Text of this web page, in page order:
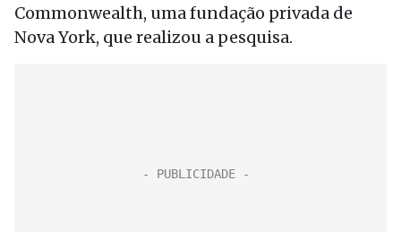
Commonwealth, uma fundação privada de
Nova York, que realizou a pesquisa.